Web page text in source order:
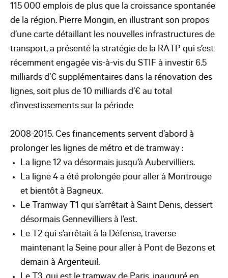
115 000 emplois de plus que la croissance spontanée
de la région. Pierre Mongin, en illustrant son propos
d’une carte détaillant les nouvelles infrastructures de
transport, a présenté la stratégie de la RATP qui s’est
récemment engagée vis-à-vis du STIF à investir 6.5
milliards d’€ supplémentaires dans la rénovation des
lignes, soit plus de 10 milliards d’€ au total
d’investissements sur la période
2008-2015. Ces financements servent d’abord à
prolonger les lignes de métro et de tramway :
La ligne 12 va désormais jusqu’à Aubervilliers.
La ligne 4 a été prolongée pour aller à Montrouge
et bientôt à Bagneux.
Le Tramway T1 qui s’arrêtait à Saint Denis, dessert
désormais Gennevilliers à l’est.
Le T2 qui s’arrêtait à la Défense, traverse
maintenant la Seine pour aller à Pont de Bezons et
demain à Argenteuil.